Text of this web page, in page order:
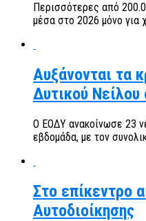
Περισσότερες από
μέσα στο 2026 μόνο για
Αυξάνονται τα
Δυτικού
Ο ΕΟΔΥ ανακοίνωσε 23
εβδομάδα, με τον
Στο επίκεντρο
Αυτοδιοίκησης